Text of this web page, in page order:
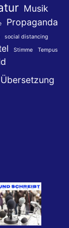
Musik
Propaganda
social distancing
Stimme
Tempus
Übersetzung